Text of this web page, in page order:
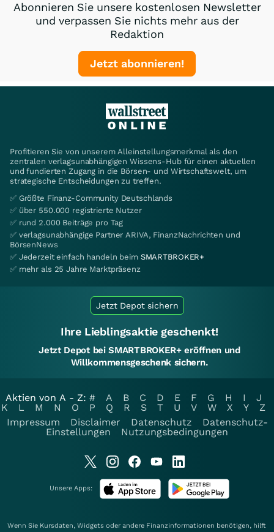
Abonnieren Sie unsere kostenlosen Newsletter
und verpassen Sie nichts mehr aus der
Redaktion
Jetzt abonnieren!
Profitieren Sie von unserem Alleinstellungsmerkmal als den
zentralen verlagsunabhängigen Wissens-Hub für einen aktuellen
und fundierten Zugang in die Börsen- und Wirtschaftswelt, um
strategische Entscheidungen zu treffen.
✅ Größte Finanz-Community Deutschlands
✅ über 550.000 registrierte Nutzer
✅ rund 2.000 Beiträge pro Tag
✅ verlagsunabhängige Partner ARIVA, FinanzNachrichten und
BörsenNews
✅ Jederzeit einfach handeln beim SMARTBROKER+
✅ mehr als 25 Jahre Marktpräsenz
Jetzt Depot sichern
Ihre Lieblingsaktie geschenkt!
Jetzt Depot bei SMARTBROKER+ eröffnen und
Willkommensgeschenk sichern.
Aktien von A - Z: # A B C D E F G H I
J
K
L M N O P Q R S T U V W X Y
Z
Impressum
Disclaimer Datenschutz
Datenschutz-
Einstellungen
Nutzungsbedingungen
Unsere Apps:
Wenn Sie Kursdaten, Widgets oder andere Finanzinformationen benötigen, hilft